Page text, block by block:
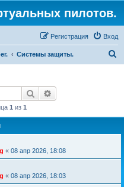
пилотов.
Вход
Регистрация
Системы защиты.
Поиск
1 из 1
« 08 апр 2026, 18:08
« 08 апр 2026, 18:03